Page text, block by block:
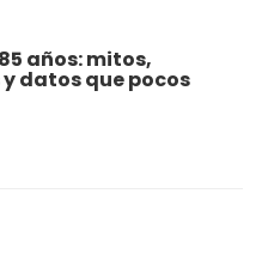
años: mitos,
datos que pocos